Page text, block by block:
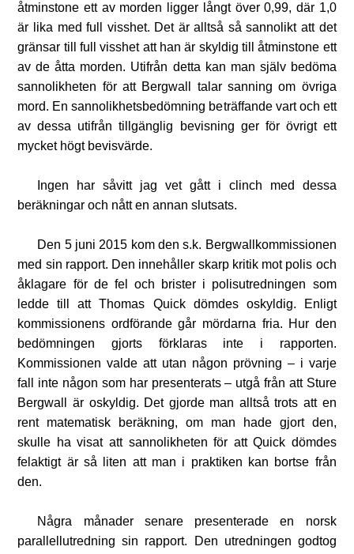
åtminstone ett av morden ligger långt över 0,99, där 1,0
är lika med full visshet. Det är alltså så sannolikt att det
gränsar till full visshet att han är skyldig till åtminstone ett
av de åtta morden. Utifrån detta kan man själv bedöma
sannolikheten för att Bergwall talar sanning om övriga
mord. En sannolikhetsbedömning beträffande vart och ett
av dessa utifrån tillgänglig bevisning ger för övrigt ett
mycket högt bevisvärde.
Ingen har såvitt jag vet gått i clinch med dessa
beräkningar och nått en annan slutsats.
Den 5 juni 2015 kom den s.k. Bergwallkommissionen
med sin rapport. Den innehåller skarp kritik mot polis och
åklagare för de fel och brister i polisutredningen som
ledde till att Thomas Quick dömdes oskyldig. Enligt
kommissionens ordförande går mördarna fria. Hur den
bedömningen gjorts förklaras inte i rapporten.
Kommissionen valde att utan någon prövning – i varje
fall inte någon som har presenterats – utgå från att Sture
Bergwall är oskyldig. Det gjorde man alltså trots att en
rent matematisk beräkning, om man hade gjort den,
skulle ha visat att sannolikheten för att Quick dömdes
felaktigt är så liten att man i praktiken kan bortse från
den.
Några månader senare presenterade en norsk
parallellutredning sin rapport. Den utredningen godtog